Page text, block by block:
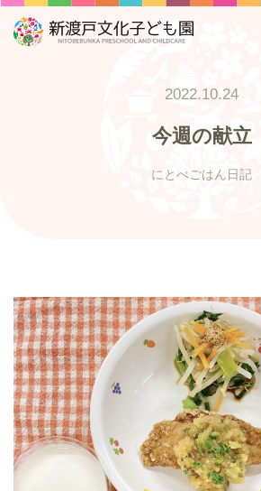
2022.10.24
今週の献立
にとべごはん日記